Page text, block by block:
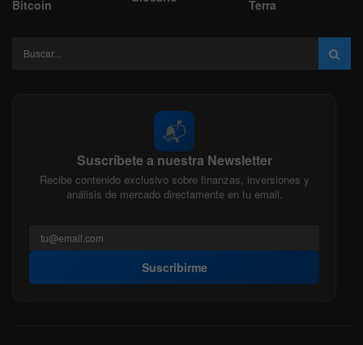
Bitcoin
Terra
📬
Suscríbete a nuestra Newsletter
Recibe contenido exclusivo sobre finanzas, inversiones y
análisis de mercado directamente en tu email.
Suscribirme